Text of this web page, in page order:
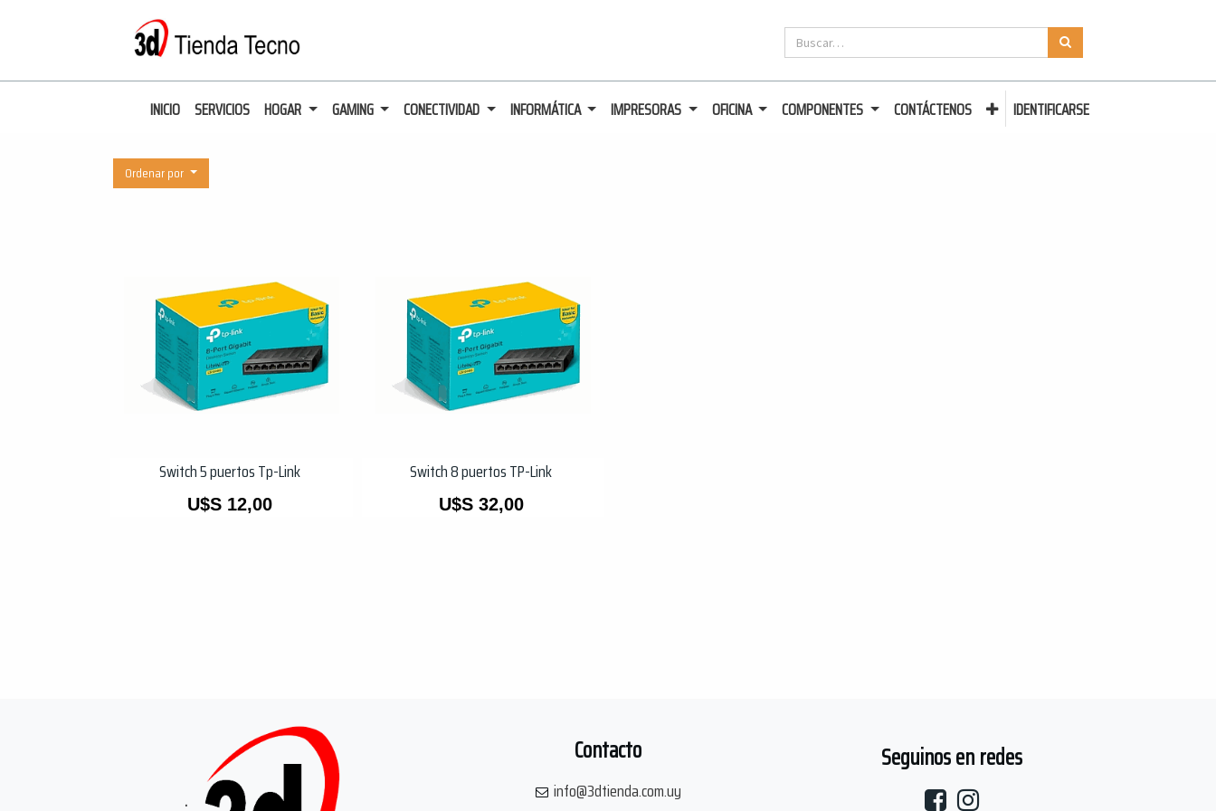
INICIO SERVICIOS HOGAR GAMING CONECTIVIDAD INFORMÁTICA IMPRESORAS OFICINA COMPONENTES CONTÁCTENOS IDENTIFICARSE
Ordenar por
Switch 5 puertos Tp-Link
U$S 12,00
Switch 8 puertos TP-Link
U$S 32,00
.
Contacto
info@3dtienda.com.uy
Seguinos en redes